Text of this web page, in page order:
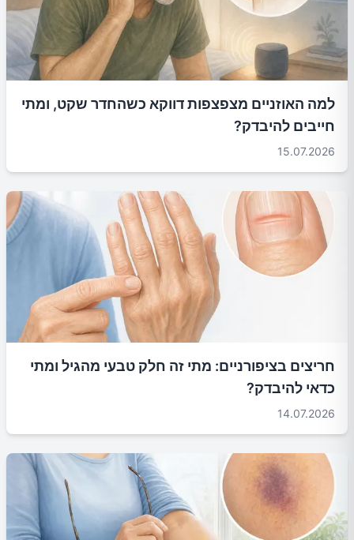
למה האוזניים מצפצפות דווקא כשהחדר שקט, ומתי
חייבים להיבדק?
15.07.2026
חריצים בציפורניים: מתי זה חלק טבעי מהגיל ומתי
כדאי להיבדק?
14.07.2026